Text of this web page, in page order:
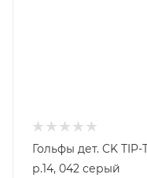
Гольфы дет. CK
р.14, 042 серый